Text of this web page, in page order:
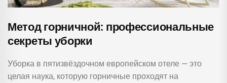
Метод горничной: профессиональные
секреты уборки
Уборка в пятизвёздочном европейском отеле — это
целая наука, которую горничные проходят на